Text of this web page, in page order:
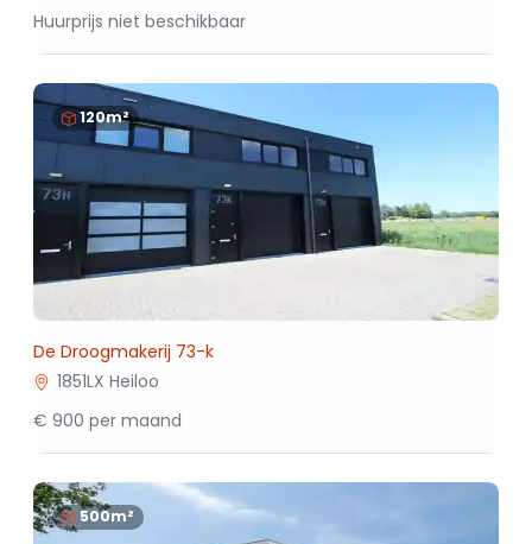
Huurprijs niet beschikbaar
120m²
De Droogmakerij 73-k
1851LX Heiloo
€ 900 per maand
500m²